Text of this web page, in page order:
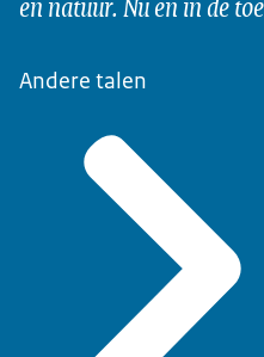
Andere talen